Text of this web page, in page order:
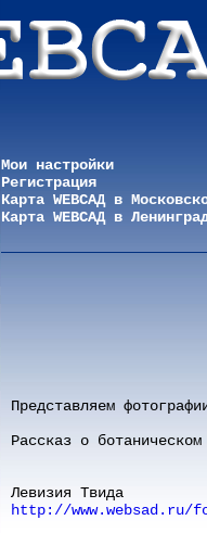
Мои настройки
Регистрация
Карта WEBСАД в
Карта WEBСАД в
Представляем
Рассказ о
Левизия Твида
http://www.websad.ru/